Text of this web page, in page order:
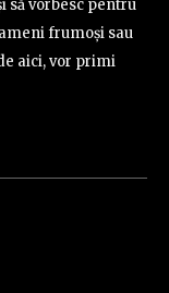
să vorbesc pentru
frumoși sau
aici, vor primi